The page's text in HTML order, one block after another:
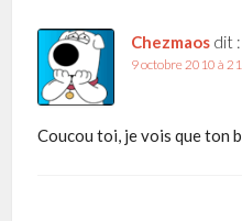
Chezmaos dit :
9 octobre 2010 à
Coucou toi, je vois que ton